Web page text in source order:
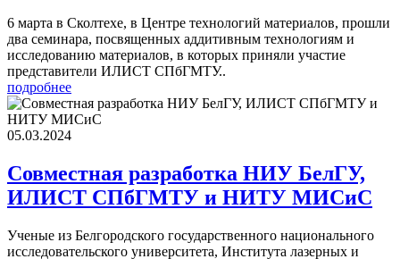
6 марта в Сколтехе, в Центре технологий материалов, прошли
два семинара, посвященных аддитивным технологиям и
исследованию материалов, в которых приняли участие
представители ИЛИСТ СПбГМТУ..
подробнее
05.03.2024
Совместная разработка НИУ БелГУ,
ИЛИСТ СПбГМТУ и НИТУ МИСиС
Ученые из Белгородского государственного национального
исследовательского университета, Института лазерных и